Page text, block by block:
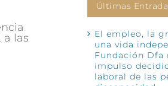
a las
Últimas
El empleo, la
una vida
Fundación Dfa
impulso
laboral de las